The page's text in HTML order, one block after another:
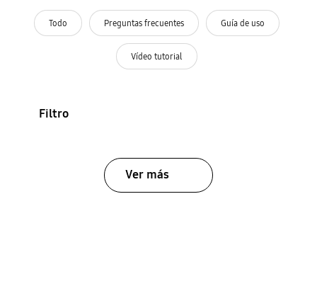
Todo Preguntas frecuentes Guía de uso
Vídeo tutorial
Filtro
Ver más